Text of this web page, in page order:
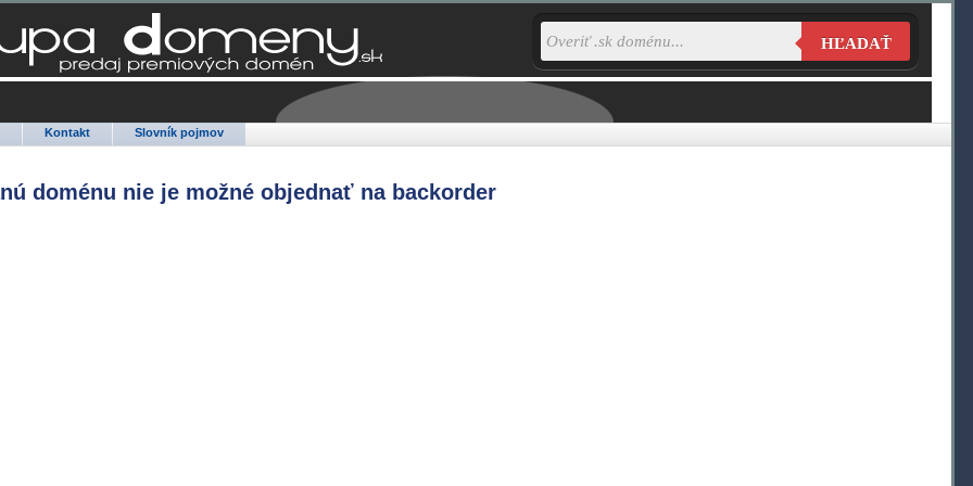
Kontakt Slovník pojmov
HĽADAŤ
doménu nie je možné objednať na backorder